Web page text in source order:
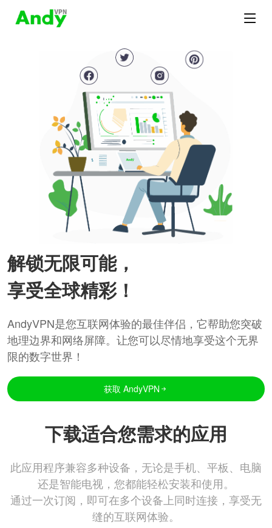
解锁无限可能，
享受全球精彩！
AndyVPN是您互联网体验的最佳伴侣，它帮助您突破
地理边界和网络屏障。让您可以尽情地享受这个无界
限的数字世界！
获取 AndyVPN
下载适合您需求的应用
此应用程序兼容多种设备，无论是手机、平板、电脑
还是智能电视，您都能轻松安装和使用。
通过一次订阅，即可在多个设备上同时连接，享受无
缝的互联网体验。